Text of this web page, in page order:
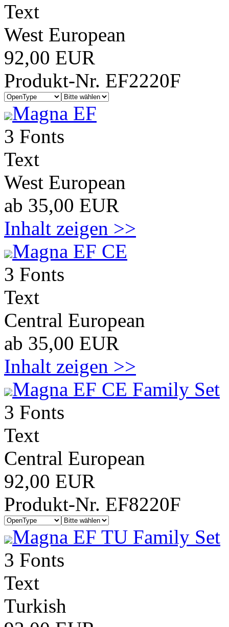
Text
West European
92,00 EUR
Produkt-Nr. EF2220F
Magna EF
3 Fonts
Text
West European
ab 35,00 EUR
Inhalt zeigen >>
Magna EF CE
3 Fonts
Text
Central European
ab 35,00 EUR
Inhalt zeigen >>
Magna EF CE Family Set
3 Fonts
Text
Central European
92,00 EUR
Produkt-Nr. EF8220F
Magna EF TU Family Set
3 Fonts
Text
Turkish